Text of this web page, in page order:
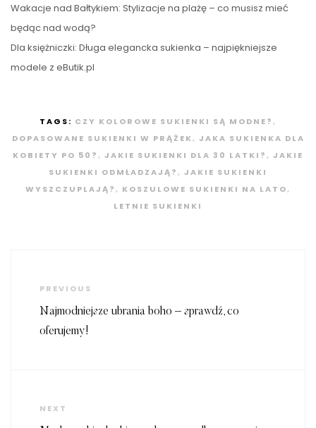
Wakacje nad Bałtykiem: Stylizacje na plażę – co musisz mieć
będąc nad wodą?
Dla księżniczki: Długa elegancka sukienka – najpiękniejsze
modele z eButik.pl
TAGS: CZY KOLOROWE SUKIENKI SĄ MODNE? ,
DOPASOWANE SUKIENKI W PRĄŻEK, JAKA SUKIENKA DLA
KOBIETY PO 50? , JAKIE SUKIENKI DLA 30 LATKI? , JAKIE
SUKIENKI ODMŁADZAJĄ? , JAKIE SUKIENKI
WYSZCZUPLAJĄ? , KOSZULOWE SUKIENKI NA LATO,
LETNIE SUKIENKI
wpisu
Previous
Post
PREVIOUS
Najmodniejsze ubrania boho – sprawdź, co
oferujemy!
Next
NEXT